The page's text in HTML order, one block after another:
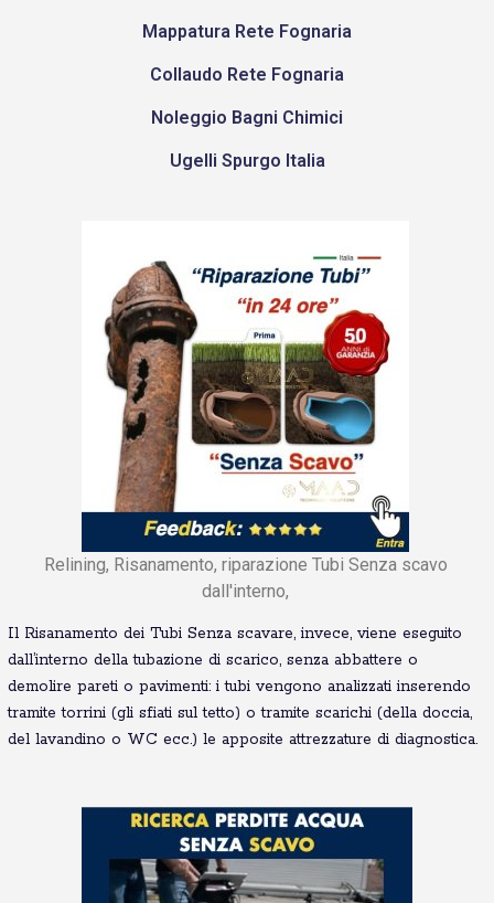
Mappatura Rete Fognaria
Collaudo Rete Fognaria
Noleggio Bagni Chimici
Ugelli Spurgo Italia
Relining, Risanamento, riparazione Tubi Senza scavo
dall'interno,
Il Risanamento dei Tubi Senza scavare, invece, viene eseguito
dall’interno della tubazione di scarico, senza abbattere o
demolire pareti o pavimenti: i tubi vengono analizzati inserendo
tramite torrini (gli sfiati sul tetto) o tramite scarichi (della doccia,
del lavandino o WC ecc.) le apposite attrezzature di diagnostica.